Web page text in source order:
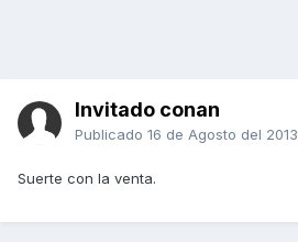
Invitado conan
Publicado 16 de Agosto del 2013
Suerte con la venta.